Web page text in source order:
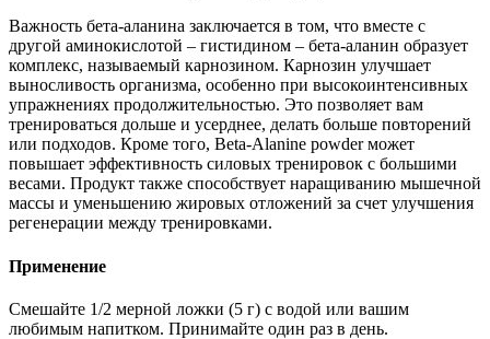
Важность бета-аланина заключается в том, что вместе с
другой аминокислотой – гистидином – бета-аланин образует
комплекс, называемый карнозином. Карнозин улучшает
выносливость организма, особенно при высокоинтенсивных
упражнениях продолжительностью. Это позволяет вам
тренироваться дольше и усерднее, делать больше повторений
или подходов. Кроме того, Beta-Alanine powder может
повышает эффективность силовых тренировок с большими
весами. Продукт также способствует наращиванию мышечной
массы и уменьшению жировых отложений за счет улучшения
регенерации между тренировками.
Применение
Смешайте 1/2 мерной ложки (5 г) с водой или вашим
любимым напитком. Принимайте один раз в день.